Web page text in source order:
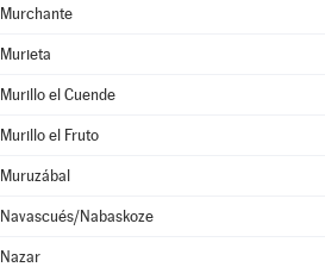
Murchante
Murieta
Murillo el Cuende
Murillo el Fruto
Muruzábal
Navascués/Nabaskoze
Nazar